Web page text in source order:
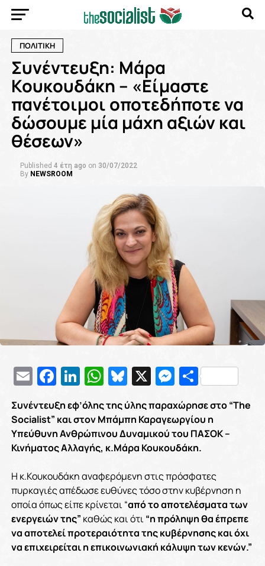
ΠΟΛΙΤΙΚΗ
Συνέντευξη: Μάρα
Κουκουδάκη – «Είμαστε
πανέτοιμοι οποτεδήποτε να
δώσουμε μία μάχη αξιών και
θέσεων»
Published 4 έτη ago on 30/07/2022
By NEWSROOM
EmailFacebook
LinkedIn
WhatsApp
Bluesky
X
Συνέντευξη εφ’όλης της ύλης παραχώρησε στο “The
Socialist” και στον Μπάμπη Καραγεωργίου η
Υπεύθυνη Ανθρώπινου Δυναμικού του ΠΑΣΟΚ –
Κινήματος Αλλαγής, κ.Μάρα Κουκουδάκη.
Η κ.Κουκουδάκη αναφερόμενη στις πρόσφατες
πυρκαγιές απέδωσε ευθύνες τόσο στην κυβέρνηση η
οποία όπως είπε κρίνεται “από το αποτελέσματα των
ενεργειών της” καθώς και ότι“η πρόληψη θα έπρεπε
να αποτελεί προτεραιότητα της κυβέρνησης και όχι
να επιχειρείται η επικοινωνιακή κάλυψη των κενών.”